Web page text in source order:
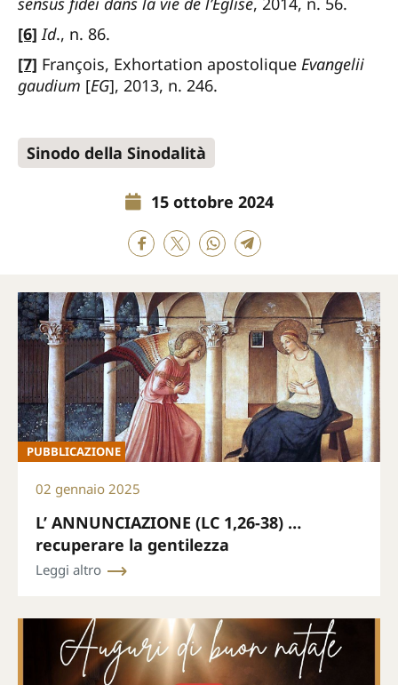
[6] Id., n. 86.
[7] François, Exhortation apostolique Evangelii
gaudium [EG], 2013, n. 246.
Sinodo della Sinodalità
15 ottobre 2024
PUBBLICAZIONE
02 gennaio 2025
L’ ANNUNCIAZIONE (LC 1,26-38) …
recuperare la gentilezza
Leggi altro